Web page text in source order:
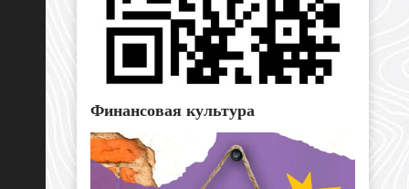
Финансовая культура